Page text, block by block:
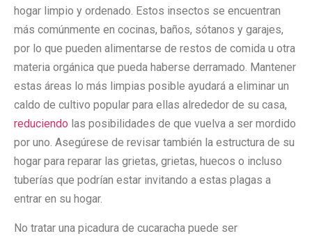
hogar limpio y ordenado. Estos insectos se encuentran
más comúnmente en cocinas, baños, sótanos y garajes,
por lo que pueden alimentarse de restos de comida u otra
materia orgánica que pueda haberse derramado. Mantener
estas áreas lo más limpias posible ayudará a eliminar un
caldo de cultivo popular para ellas alrededor de su casa,
reduciendo las posibilidades de que vuelva a ser mordido
por uno. Asegúrese de revisar también la estructura de su
hogar para reparar las grietas, grietas, huecos o incluso
tuberías que podrían estar invitando a estas plagas a
entrar en su hogar.
No tratar una picadura de cucaracha puede ser